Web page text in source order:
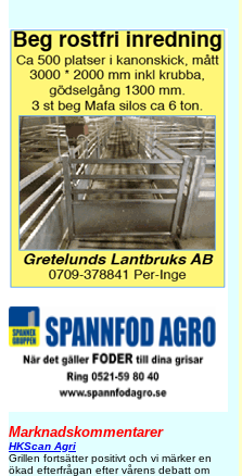
Marknadskommentarer
HKScan Agri
Grillen fortsätter positivt och vi märker en
ökad efterfrågan efter vårens debatt om